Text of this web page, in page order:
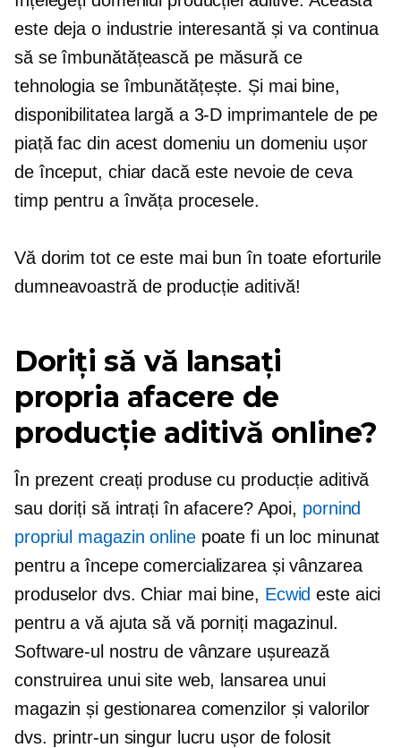
este deja o industrie interesantă și va continua
să se îmbunătățească pe măsură ce
tehnologia se îmbunătățește. Și mai bine,
disponibilitatea largă a 3-D imprimantele de pe
piață fac din acest domeniu un domeniu ușor
de început, chiar dacă este nevoie de ceva
timp pentru a învăța procesele.
Vă dorim tot ce este mai bun în toate eforturile
dumneavoastră de producție aditivă!
Doriți să vă lansați
propria afacere de
producție aditivă online?
În prezent creați produse cu producție aditivă
sau doriți să intrați în afacere? Apoi, pornind
propriul magazin onlinepoate fi un loc minunat
pentru a începe comercializarea și vânzarea
produselor dvs. Chiar mai bine, Ecwid este aici
pentru a vă ajuta să vă porniți magazinul.
Software-ul nostru de vânzare ușurează
construirea unui site web, lansarea unui
magazin și gestionarea comenzilor și valorilor
dvs. printr-un singur lucru ușor de folosit